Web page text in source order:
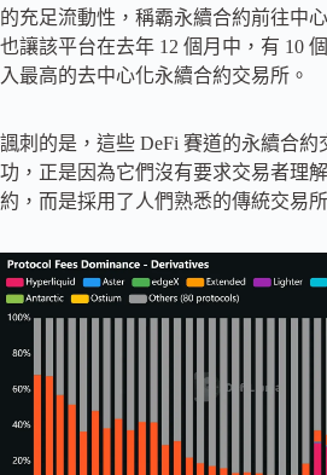
的充足流動性，稱霸永續合約前往中
也讓該平台在去年 12 個月中，有 10
入最高的去中心化永續合約交易所。
諷刺的是，這些 DeFi 賽道的永續合約
功，正是因為它們沒有要求交易者理
約，而是採用了人們熟悉的傳統交易